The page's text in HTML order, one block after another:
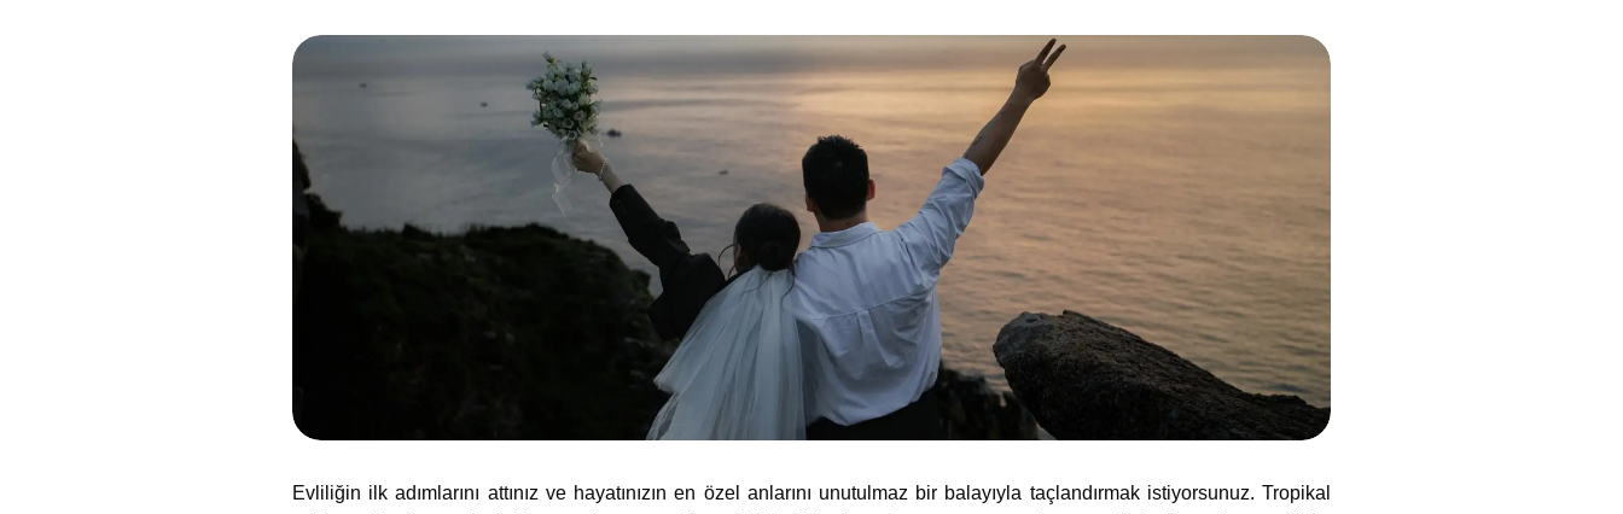
Evliliğin ilk adımlarını attınız ve hayatınızın en özel anlarını unutulmaz bir balayıyla taçlandırmak istiyorsunuz. Tropikal